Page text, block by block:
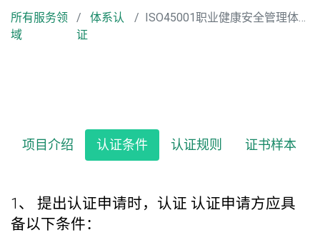
所有服务领
域
体系认
证
ISO45001职业健康安全管理体系认证
项目介绍 认证条件 认证规则 证书样本
1、 提出认证申请时，认证 认证申请方应具
备以下条件：